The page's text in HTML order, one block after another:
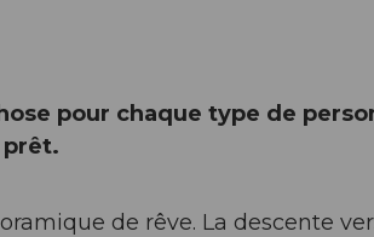
pour chaque type de
prêt.
de rêve. La descente